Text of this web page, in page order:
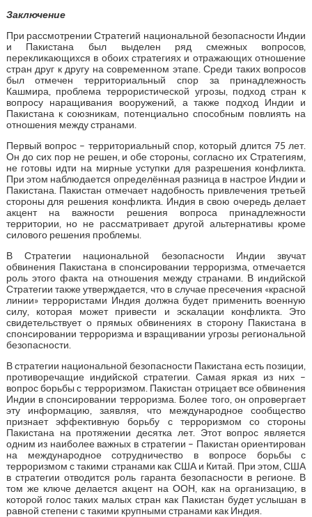
Заключение
При рассмотрении Стратегий национальной безопасности Индии
и Пакистана был выделен ряд смежных вопросов,
перекликающихся в обоих стратегиях и отражающих отношение
стран друг к другу на современном этапе. Среди таких вопросов
был отмечен территориальный спор за принадлежность
Кашмира, проблема террористической угрозы, подход стран к
вопросу наращивания вооружений, а также подход Индии и
Пакистана к союзникам, потенциально способным повлиять на
отношения между странами.
Первый вопрос – территориальный спор, который длится 75 лет.
Он до сих пор не решен, и обе стороны, согласно их Стратегиям,
не готовы идти на мирные уступки для разрешения конфликта.
При этом наблюдается определённая разница в настрое Индии и
Пакистана. Пакистан отмечает надобность привлечения третьей
стороны для решения конфликта. Индия в свою очередь делает
акцент на важности решения вопроса принадлежности
территории, но не рассматривает другой альтернативы кроме
силового решения проблемы.
В Стратегии национальной безопасности Индии звучат
обвинения Пакистана в спонсировании терроризма, отмечается
роль этого факта на отношения между странами. В индийской
Стратегии также утверждается, что в случае пресечения «красной
линии» террористами Индия должна будет применить военную
силу, которая может привести и эскалации конфликта. Это
свидетельствует о прямых обвинениях в сторону Пакистана в
спонсировании терроризма и взращивании угрозы региональной
безопасности.
В стратегии национальной безопасности Пакистана есть позиции,
противоречащие индийской стратегии. Самая яркая из них –
вопрос борьбы с терроризмом. Пакистан отрицает все обвинения
Индии в спонсировании терроризма. Более того, он опровергает
эту информацию, заявляя, что международное сообщество
признает эффективную борьбу с терроризмом со стороны
Пакистана на протяжении десятка лет. Этот вопрос является
одним из наиболее важных в стратегии – Пакистан ориентирован
на международное сотрудничество в вопросе борьбы с
терроризмом с такими странами как США и Китай. При этом, США
в стратегии отводится роль гаранта безопасности в регионе. В
том же ключе делается акцент на ООН, как на организацию, в
которой голос таких малых стран как Пакистан будет услышан в
равной степени с такими крупными странами как Индия.